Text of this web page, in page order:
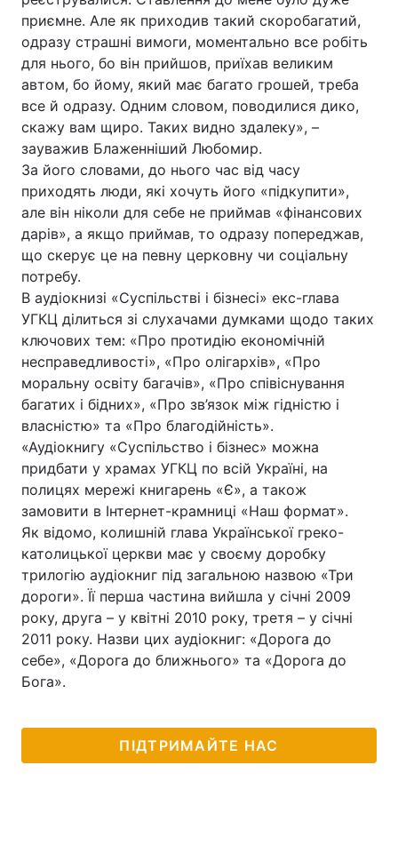
Тема оформлення
приємне. Але як приходив такий скоробагатий,
одразу страшні вимоги, моментально все робіть
для нього, бо він прийшов, приїхав великим
автом, бо йому, який має багато грошей, треба
все й одразу. Одним словом, поводилися дико,
скажу вам щиро. Таких видно здалеку», –
зауважив Блаженніший Любомир.
За його словами, до нього час від часу
приходять люди, які хочуть його «підкупити»,
але він ніколи для себе не приймав «фінансових
дарів», а якщо приймав, то одразу попереджав,
що скерує це на певну церковну чи соціальну
потребу.
В аудіокнизі «Суспільстві і бізнесі» екс-глава
УГКЦ ділиться зі слухачами думками щодо таких
ключових тем: «Про протидію економічній
несправедливості», «Про олігархів», «Про
моральну освіту багачів», «Про співіснування
багатих і бідних», «Про зв’язок між гідністю і
власністю» та «Про благодійність».
«Аудіокнигу «Суспільство і бізнес» можна
придбати у храмах УГКЦ по всій Україні, на
полицях мережі книгарень «Є», а також
замовити в Інтернет-крамниці «Наш формат».
Як відомо, колишній глава Української греко-
католицької церкви має у своєму доробку
трилогію аудіокниг під загальною назвою «Три
дороги». Її перша частина вийшла у січні 2009
року, друга – у квітні 2010 року, третя – у січні
2011 року. Назви цих аудіокниг: «Дорога до
себе», «Дорога до ближнього» та «Дорога до
Бога».
ПІДТРИМАЙТЕ НАС